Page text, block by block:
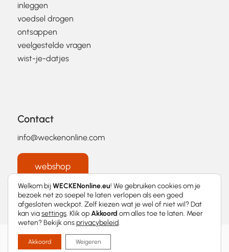
inleggen
voedsel drogen
ontsappen
veelgestelde vragen
wist-je-datjes
Contact
info@weckenonline.com
webshop
2026 © WECKENonline.eu │
Welkom bijWECKENonline.eu! We gebruiken cookies om je
bezoek net zo soepel te laten verlopen als een goed
afgesloten weckpot. Zelf kiezen wat je wel of niet wil? Dat
kan viasettings. Klik opAkkoord om alles toe te laten. Meer
weten? Bekijk onsprivacybeleid.
Akkoord Weigeren